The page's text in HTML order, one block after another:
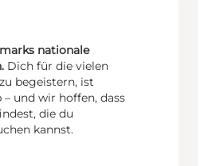
nationale
Dich für die vielen
begeistern, ist
und wir hoffen, dass
die du
kannst.